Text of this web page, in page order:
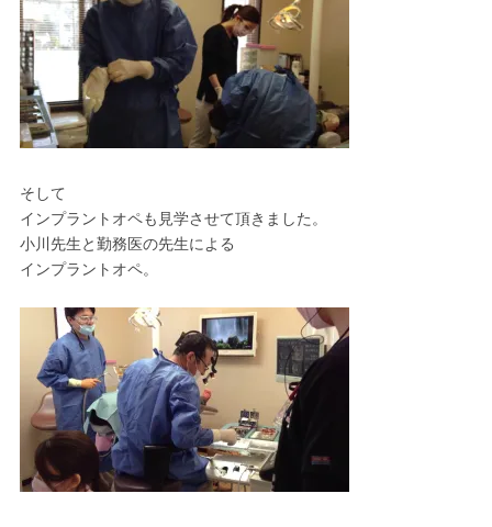
そして
インプラントオペも見学させて頂きました。
小川先生と勤務医の先生による
インプラントオペ。